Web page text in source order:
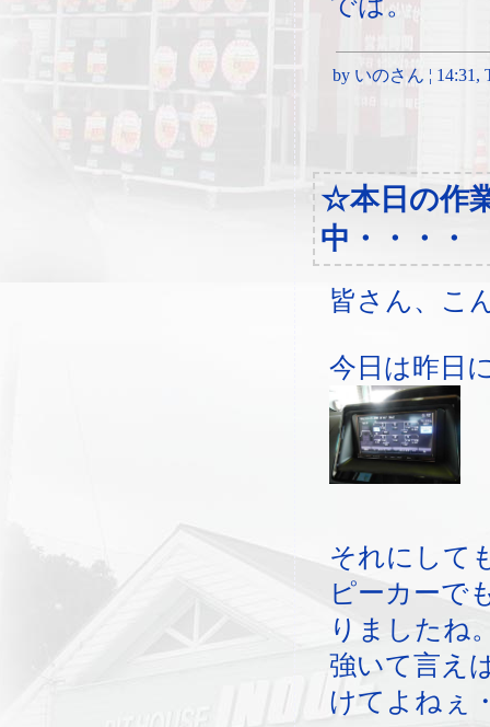
by いのさん ¦ 14:31,
☆本日の作
中・・・・
皆さん、こ
今日は昨日
それにして
ピーカーで
りましたね
強いて言え
けてよねぇ